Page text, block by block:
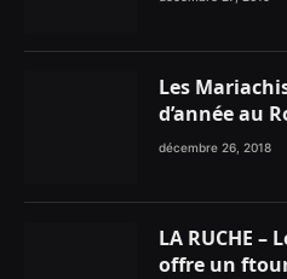
Les
d’année au
décembre 26, 2018
LA RUCHE
offre un